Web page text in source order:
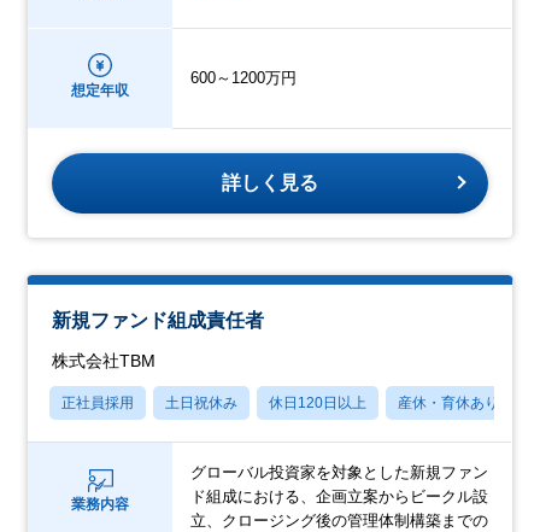
想定年収
600～1200万円
詳しく見る
新規ファンド組成責任者
株式会社TBM
正社員採用 土日祝休み 休日120日以上 産休・育休あり
業務内容
グローバル投資家を対象とした新規ファン
ド組成における、企画立案からビークル設
立、クロージング後の管理体制構築までの